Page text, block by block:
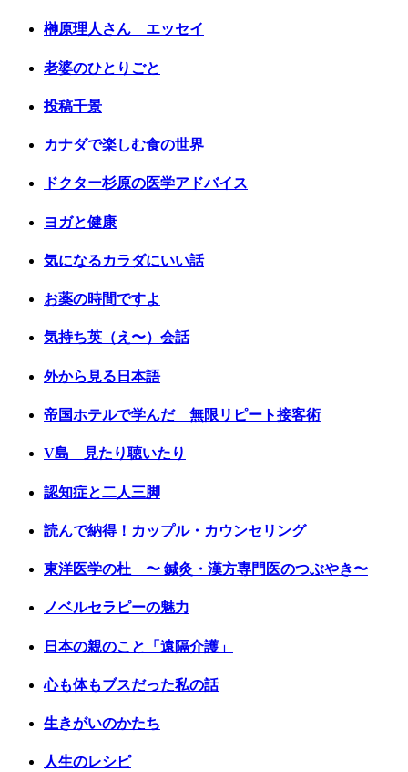
榊原理人さん エッセイ
老婆のひとりごと
投稿千景
カナダで楽しむ食の世界
ドクター杉原の医学アドバイス
ヨガと健康
気になるカラダにいい話
お薬の時間ですよ
気持ち英（え〜）会話
外から見る日本語
帝国ホテルで学んだ 無限リピート接客術
V島 見たり聴いたり
認知症と二人三脚
読んで納得！カップル・カウンセリング
東洋医学の杜 〜 鍼灸・漢方専門医のつぶやき〜
ノベルセラピーの魅力
日本の親のこと「遠隔介護」
心も体もブスだった私の話
生きがいのかたち
人生のレシピ